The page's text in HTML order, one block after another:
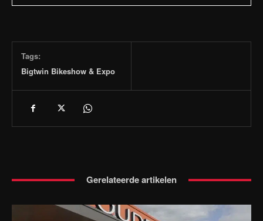
Tags:
Bigtwin Bikeshow & Expo
Gerelateerde artikelen